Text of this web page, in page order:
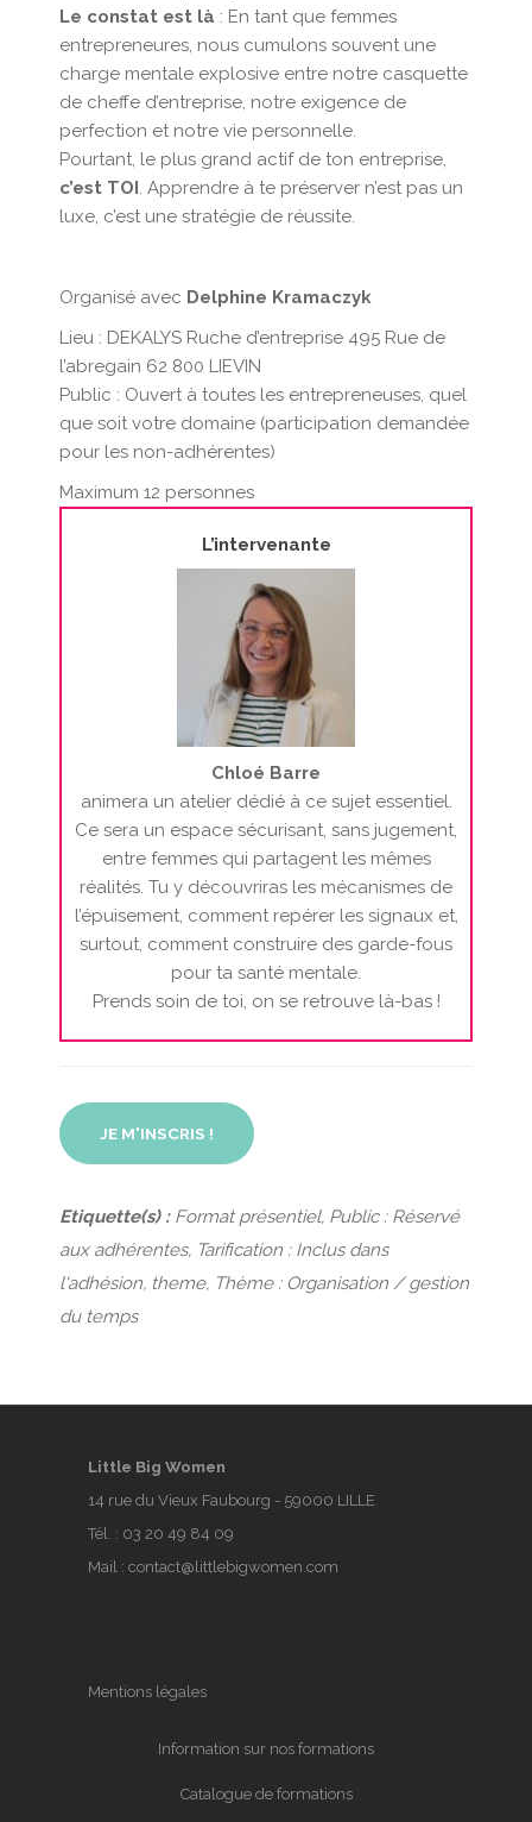
Le constat est là : En tant que femmes
entrepreneures, nous cumulons souvent une
charge mentale explosive entre notre casquette
de cheffe d’entreprise, notre exigence de
perfection et notre vie personnelle.
Pourtant, le plus grand actif de ton entreprise,
c’est TOI. Apprendre à te préserver n’est pas un
luxe, c’est une stratégie de réussite.
Organisé avec Delphine Kramaczyk
Lieu : DEKALYS Ruche d’entreprise 495 Rue de
l’abregain 62 800 LIEVIN
Public : Ouvert à toutes les entrepreneuses, quel
que soit votre domaine (participation demandée
pour les non-adhérentes)
Maximum 12 personnes
L’intervenante
Chloé Barre
animera un atelier dédié à ce sujet essentiel.
Ce sera un espace sécurisant, sans jugement,
entre femmes qui partagent les mêmes
réalités. Tu y découvriras les mécanismes de
l’épuisement, comment repérer les signaux et,
surtout, comment construire des garde-fous
pour ta santé mentale.
Prends soin de toi, on se retrouve là-bas !
JE M'INSCRIS !
Etiquette(s) : Format présentiel, Public : Réservé
aux adhérentes, Tarification : Inclus dans
l'adhésion, theme, Thème : Organisation / gestion
du temps
Little Big Women
14 rue du Vieux Faubourg - 59000 LILLE
Tél. : 03 20 49 84 09
Mail : contact@littlebigwomen.com
Mentions légales
Information sur nos formations
Catalogue de formations